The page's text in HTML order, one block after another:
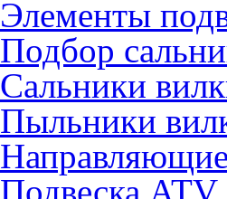
Элементы
Подбор
Сальники
Пыльники